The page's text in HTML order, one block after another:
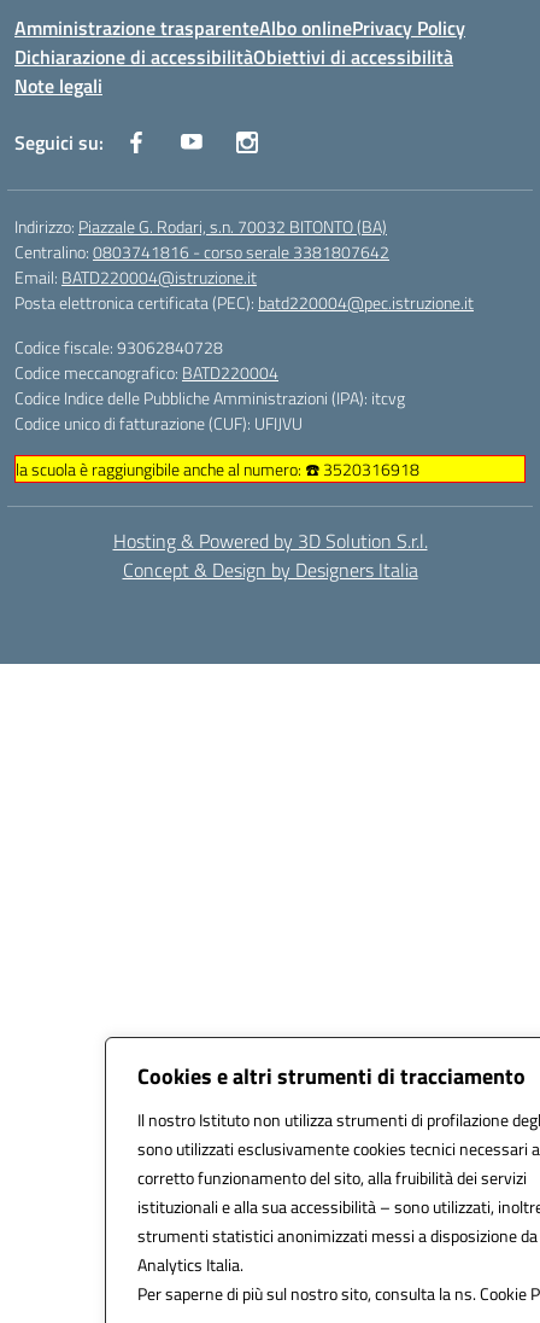
Cookies e altri strumenti di tracciamento
Il nostro Istituto non utilizza strumenti di profilazione
sono utilizzati esclusivamente cookies tecnici necessari
corretto funzionamento del sito, alla fruibilità dei servizi
istituzionali e alla sua accessibilità – sono utilizzati,
strumenti statistici anonimizzati messi a disposizione da
Analytics Italia.
Per saperne di più sul nostro sito, consulta la ns. Cookie
Amministrazione trasparenteAlbo onlinePrivacy Policy
Dichiarazione di accessibilitàObiettivi di accessibilità
Note legali
Seguici su:
Indirizzo: Piazzale G. Rodari, s.n. 70032 BITONTO (BA)
Centralino:0803741816 - corso serale 3381807642
Email: BATD220004@istruzione.it
Posta elettronica certificata (PEC): batd220004@pec.istruzione.it
Codice fiscale: 93062840728
Codice meccanografico: BATD220004
Codice Indice delle Pubbliche Amministrazioni (IPA): itcvg
Codice unico di fatturazione (CUF): UFIJVU
la scuola è raggiungibile anche al numero: ☎️ 3520316918
Hosting & Powered by 3D Solution S.r.l.
Concept & Design by Designers Italia